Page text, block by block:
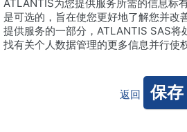
ATLANTIS为您提供服务所需的信息标
是可选的，旨在使您更好地了解您并改
提供服务的一部分，ATLANTIS SAS将
找有关个人数据管理的更多信息并行使
返回